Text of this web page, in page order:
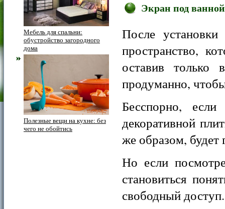
Мебель для спальни:
обустройство загородного
дома
Полезные вещи на кухне: без
чего не обойтись
Экран под
После
пространство,
оставив только
продуманно,
Бесспорно,
декоративной
же образом,
Но если
становиться
свободный доступ.